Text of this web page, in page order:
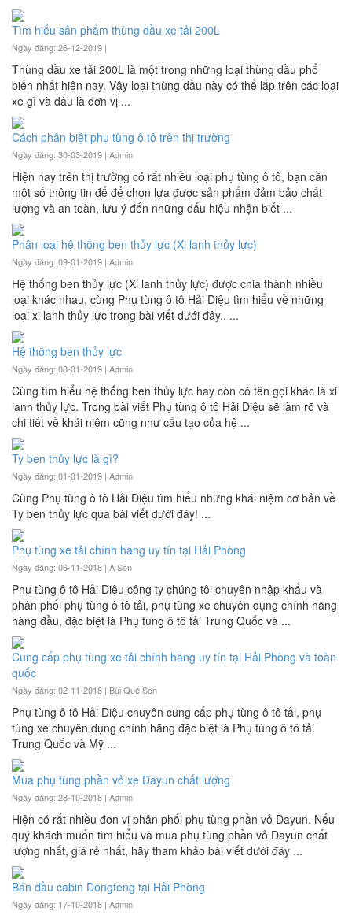
Tìm hiểu sản phẩm thùng dầu xe tải 200L
Ngày đăng: 26-12-2019 |
Thùng dầu xe tải 200L là một trong những loại thùng dầu phổ
biến nhất hiện nay. Vậy loại thùng dầu này có thể lắp trên các loại
xe gì và đâu là đơn vị ...
Cách phân biệt phụ tùng ô tô trên thị trường
Ngày đăng: 30-03-2019 | Admin
Hiện nay trên thị trường có rất nhiều loại phụ tùng ô tô, bạn cần
một số thông tin để để chọn lựa được sản phẩm đảm bảo chất
lượng và an toàn, lưu ý đến những dấu hiệu nhận biết ...
Phân loại hệ thống ben thủy lực (Xi lanh thủy lực)
Ngày đăng: 09-01-2019 | Admin
Hệ thống ben thủy lực (Xi lanh thủy lực) được chia thành nhiều
loại khác nhau, cùng Phụ tùng ô tô Hải Diệu tìm hiểu về những
loại xi lanh thủy lực trong bài viết dưới đây.. ...
Hệ thống ben thủy lực
Ngày đăng: 08-01-2019 | Admin
Cùng tìm hiểu hệ thống ben thủy lực hay còn có tên gọi khác là xi
lanh thủy lực. Trong bài viết Phụ tùng ô tô Hải Diệu sẽ làm rõ và
chi tiết về khái niệm cũng như cấu tạo của hệ ...
Ty ben thủy lực là gì?
Ngày đăng: 01-01-2019 | Admin
Cùng Phụ tùng ô tô Hải Diệu tìm hiểu những khái niệm cơ bản về
Ty ben thủy lực qua bài viết dưới đây! ...
Phụ tùng xe tải chính hãng uy tín tại Hải Phòng
Ngày đăng: 06-11-2018 | A Son
Phụ tùng ô tô Hải Diệu công ty chúng tôi chuyên nhập khẩu và
phân phối phụ tùng ô tô tải, phụ tùng xe chuyên dụng chính hãng
hàng đầu, đặc biệt là Phụ tùng ô tô tải Trung Quốc và ...
Cung cấp phụ tùng xe tải chính hãng uy tín tại Hải Phòng và toàn
quốc
Ngày đăng: 02-11-2018 | Bùi Quế Sơn
Phụ tùng ô tô Hải Diệu chuyên cung cấp phụ tùng ô tô tải, phụ
tùng xe chuyên dụng chính hãng đặc biệt là Phụ tùng ô tô tải
Trung Quốc và Mỹ ...
Mua phụ tùng phần vỏ xe Dayun chất lượng
Ngày đăng: 28-10-2018 | Admin
Hiện có rất nhiều đơn vị phân phối phụ tùng phần vỏ Dayun. Nếu
quý khách muốn tìm hiểu và mua phụ tùng phần vỏ Dayun chất
lượng nhất, giá rẻ nhất, hãy tham khảo bài viết dưới đây ...
Bán đầu cabin Dongfeng tại Hải Phòng
Ngày đăng: 17-10-2018 | Admin